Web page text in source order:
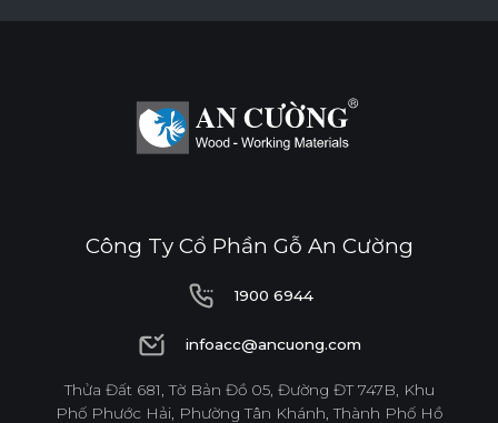
CHỐNG MỐI MỌT CHỐNG TRẦY XƯỚC CAO
THÂN THIỆN MÔI TRƯỜNG
Công Ty Cổ Phần Gỗ An Cường
1900 6944
1900 6944
infoacc@ancuong.com
infoacc@ancuong.com
Thửa Đất 681, Tờ Bản Đồ 05, Đường ĐT 747B, Khu
Phố Phước Hải, Phường Tân Khánh, Thành Phố Hồ